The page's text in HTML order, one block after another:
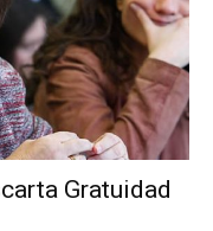
Gratuidad